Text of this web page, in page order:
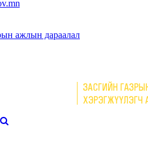
ажлын дараалал